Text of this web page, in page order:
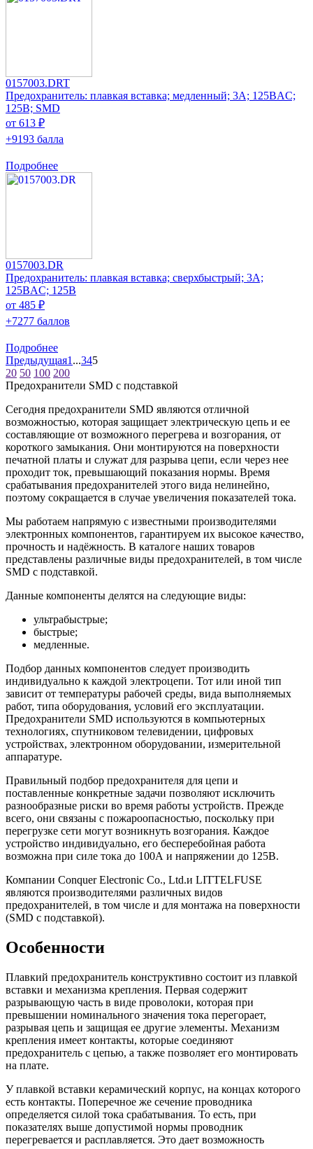
0157003.DRT
Предохранитель: плавкая вставка; медленный; 3А; 125ВAC;
125В; SMD
от 613 ₽
+9193 балла
Подробнее
0157003.DR
Предохранитель: плавкая вставка; сверхбыстрый; 3А;
125ВAC; 125В
от 485 ₽
+7277 баллов
Подробнее
Предыдущая1 ...345
20 50 100 200
Предохранители SMD с подставкой
Сегодня предохранители SMD являются отличной
возможностью, которая защищает электрическую цепь и ее
составляющие от возможного перегрева и возгорания, от
короткого замыкания. Они монтируются на поверхности
печатной платы и служат для разрыва цепи, если через нее
проходит ток, превышающий показания нормы. Время
срабатывания предохранителей этого вида нелинейно,
поэтому сокращается в случае увеличения показателей тока.
Мы работаем напрямую с известными производителями
электронных компонентов, гарантируем их высокое качество,
прочность и надёжность. В каталоге наших товаров
представлены различные виды предохранителей, в том числе
SMD с подставкой.
Данные компоненты делятся на следующие виды:
ультрабыстрые;
быстрые;
медленные.
Подбор данных компонентов следует производить
индивидуально к каждой электроцепи. Тот или иной тип
зависит от температуры рабочей среды, вида выполняемых
работ, типа оборудования, условий его эксплуатации.
Предохранители SMD используются в компьютерных
технологиях, спутниковом телевидении, цифровых
устройствах, электронном оборудовании, измерительной
аппаратуре.
Правильный подбор предохранителя для цепи и
поставленные конкретные задачи позволяют исключить
разнообразные риски во время работы устройств. Прежде
всего, они связаны с пожароопасностью, поскольку при
перегрузке сети могут возникнуть возгорания. Каждое
устройство индивидуально, его бесперебойная работа
возможна при силе тока до 100А и напряжении до 125В.
Компании Conquer Electronic Co., Ltd.и LITTELFUSE
являются производителями различных видов
предохранителей, в том числе и для монтажа на поверхности
(SMD с подставкой).
Особенности
Плавкий предохранитель конструктивно состоит из плавкой
вставки и механизма крепления. Первая содержит
разрывающую часть в виде проволоки, которая при
превышении номинального значения тока перегорает,
разрывая цепь и защищая ее другие элементы. Механизм
крепления имеет контакты, которые соединяют
предохранитель с цепью, а также позволяет его монтировать
на плате.
У плавкой вставки керамический корпус, на концах которого
есть контакты. Поперечное же сечение проводника
определяется силой тока срабатывания. То есть, при
показателях выше допустимой нормы проводник
перегревается и расплавляется. Это дает возможность